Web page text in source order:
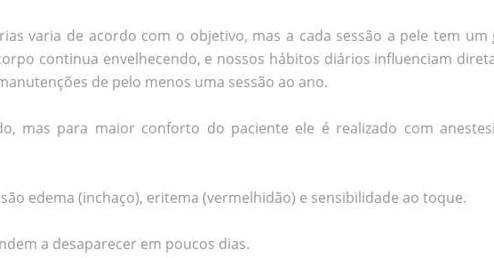
varia de acordo com o objetivo, mas a cada sessão a pele tem
continua envelhecendo, e nossos hábitos diários influenciam
de pelo menos uma sessão ao ano.
mas para maior conforto do paciente ele é realizado com
edema (inchaço), eritema (vermelhidão) e sensibilidade ao toque.
a desaparecer em poucos dias.